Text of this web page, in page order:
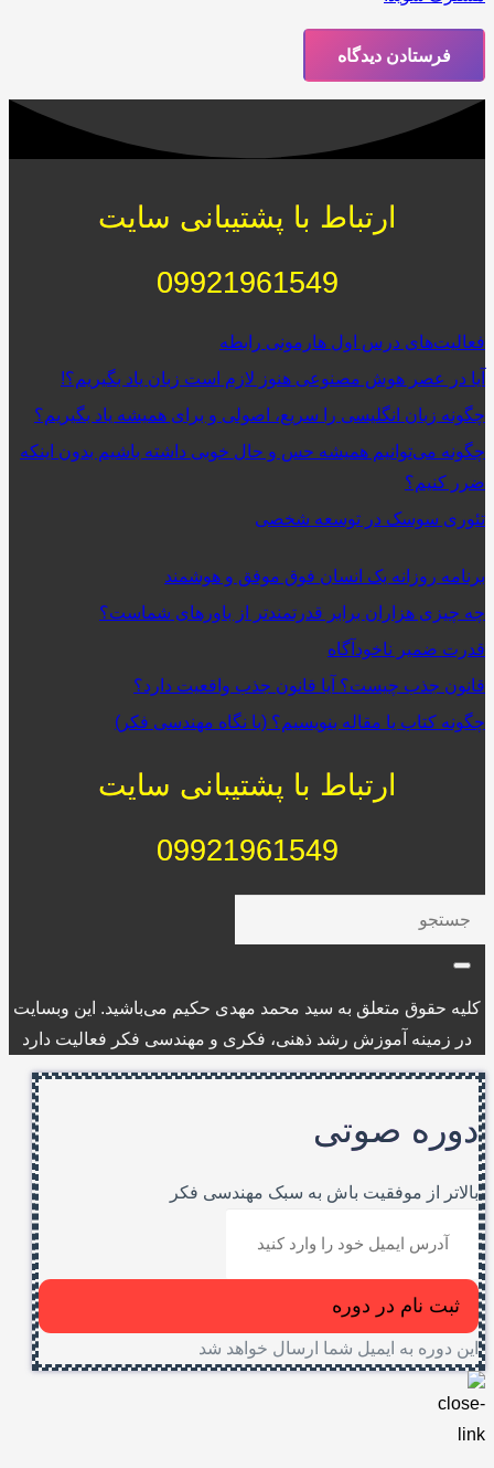
فرستادن دیدگاه
ارتباط با پشتیبانی سایت
09921961549
فعالیت‌‌های درس اول هارمونی رابطه
آیا در عصر هوش مصنوعی هنوز لازم است زبان یاد بگیریم؟!
چگونه زبان انگلیسی را سریع، اصولی و برای همیشه یاد بگیریم؟
چگونه می‌توانیم همیشه حس و حال خوبی داشته باشیم بدون اینکه
ضرر کنیم؟
تئوری سوسک در توسعه شخصی
برنامه روزانه یک انسان فوق موفق و هوشمند
چه چیزی هزاران برابر قدرتمندتر از باورهای شماست؟
قدرت ضمیر ناخودآگاه
قانون جذب چیست؟ آیا قانون جذب واقعیت دارد؟
چگونه کتاب یا مقاله بنویسیم؟ (با نگاه مهندسی فکر)
ارتباط با پشتیبانی سایت
09921961549
کلیه حقوق متعلق به سید محمد مهدی حکیم می‌باشید. این وبسایت
در زمینه آموزش رشد ذهنی، فکری و مهندسی فکر فعالیت دارد
دوره صوتی
بالاتر از موفقیت باش به سبک مهندسی فکر
ثبت نام در دوره
این دوره به ایمیل شما ارسال خواهد شد